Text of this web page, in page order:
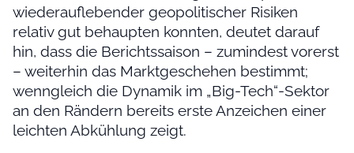
wiederauflebender geopolitischer Risiken
relativ gut behaupten konnten, deutet darauf
hin, dass die Berichtssaison – zumindest vorerst
– weiterhin das Marktgeschehen bestimmt;
wenngleich die Dynamik im „Big-Tech“-Sektor
an den Rändern bereits erste Anzeichen einer
leichten Abkühlung zeigt.